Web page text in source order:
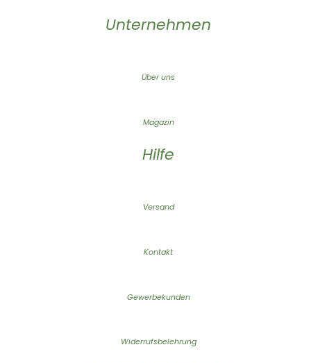
Unternehmen
Über uns
Magazin
Hilfe
Versand
Kontakt
Gewerbekunden
Widerrufsbelehrung